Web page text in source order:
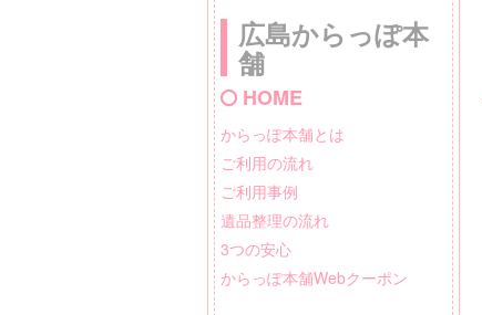
広島からっぽ本
舗
HOME
からっぽ本舗とは
ご利用の流れ
ご利用事例
遺品整理の流れ
3つの安心
からっぽ本舗Webクーポン